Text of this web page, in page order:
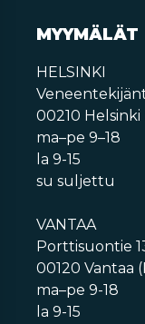
MYYMÄLÄT
HELSINKI
00210 Helsinki
ma–pe 9–18
la 9-15
su suljettu
VANTAA
Porttisuontie
00120 Vantaa
ma–pe 9-18
la 9-15